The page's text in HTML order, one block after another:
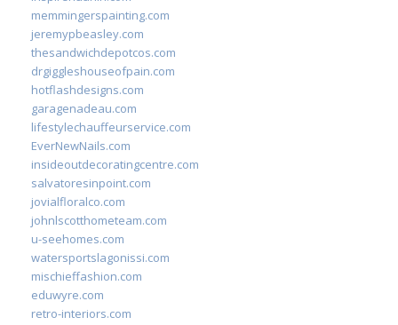
memmingerspainting.com
jeremypbeasley.com
thesandwichdepotcos.com
drgiggleshouseofpain.com
hotflashdesigns.com
garagenadeau.com
lifestylechauffeurservice.com
EverNewNails.com
insideoutdecoratingcentre.com
salvatoresinpoint.com
jovialfloralco.com
johnlscotthometeam.com
u-seehomes.com
watersportslagonissi.com
mischieffashion.com
eduwyre.com
retro-interiors.com